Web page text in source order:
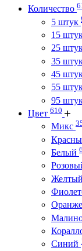
Количество
5 штук
15
25
35
45
55
95
Цвет 610
Микс
Белый
Желтый
Синий